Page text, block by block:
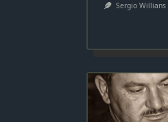
Sergio Willians